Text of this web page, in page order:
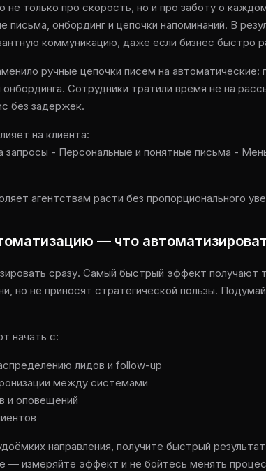
не только про скорость, но и про заботу о
письма, онбординг и цепочки напоминаний. В
коммуникацию, даже если бизнес быстро
ручные цепочки писем на автоматические:
Сотрудники тратили время не на
без задержек.
на клиента:
запросы - Персональные и понятные письма -
агентствам расти без пропорционального
— что
сразу. Самый быстрый эффект получают
но не приносят стратегической пользы.
начать с:
лидов и follow-up
между системами
и оповещений
направления, получите быстрый
— измеряйте эффект и не бойтесь менять